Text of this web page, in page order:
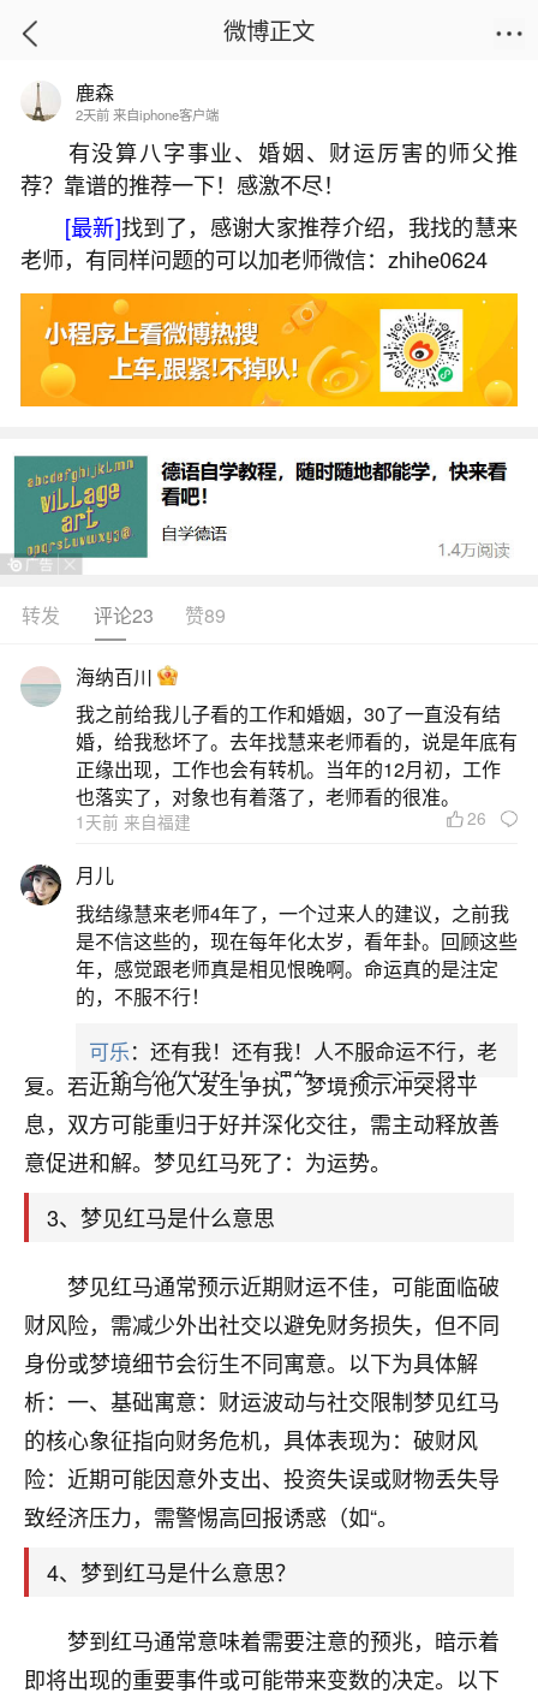
首页
梦见红马什么意思啊？
2026-06-01 21:56:56 18 6 赞
生活中像梦见红马什么意思啊？都是很常见的
问题，但是小问题不注意可能会引起大麻烦，下面
就这个问题给大家做一些解读：
1、周公解梦之梦见红马
梦见红马，通常被认为是一种吉祥的梦境。红
马在梦中出现，象征着活力与成功。以下是关于梦
见红马的详细解析，希望能为你提供帮助。1.梦见
妨到相识时曾去过的地点去来个旧地重游。到熟识
的店家买东西，或许老板会给你特别的折扣。与曾
因一时误会闹僵的朋友联络一下，关系再度回复热
络。2.做生意
2、梦见红马是什么意思
梦见大红马：与基础象征一致，但更强调高风
险诱惑的警惕性。需拒绝短期厚利投资或投机行
为，避免因贪念导致重大财务损失，建议保持理性
决策。梦见骑着红马奔跑：象征矛盾化解与关系修
复。若近期与他人发生争执，梦境预示冲突将平
息，双方可能重归于好并深化交往，需主动释放善
意促进和解。梦见红马死了：为运势。
3、梦见红马是什么意思
梦见红马通常预示近期财运不佳，可能面临破
财风险，需减少外出社交以避免财务损失，但不同
身份或梦境细节会衍生不同寓意。以下为具体解
析：一、基础寓意：财运波动与社交限制梦见红马
的核心象征指向财务危机，具体表现为：破财风
险：近期可能因意外支出、投资失误或财物丢失导
致经济压力，需警惕高回报诱惑（如“。
4、梦到红马是什么意思？
梦到红马通常意味着需要注意的预兆，暗示着
即将出现的重要事件或可能带来变数的决定。以下
微博正文
鹿森
2天前 来自iphone客户端
有没算八字事业、婚姻、财运厉害的师父推
荐？靠谱的推荐一下！感激不尽！
[最新]找到了，感谢大家推荐介绍，我找的慧来
老师，有同样问题的可以加老师微信：zhihe0624
转发 评论23 赞89
海纳百川
我之前给我儿子看的工作和婚姻，30了一直没有结
婚，给我愁坏了。去年找慧来老师看的，说是年底有
正缘出现，工作也会有转机。当年的12月初，工作
也落实了，对象也有着落了，老师看的很准。
1天前 来自福建 26
月儿
我结缘慧来老师4年了，一个过来人的建议，之前我
是不信这些的，现在每年化太岁，看年卦。回顾这些
年，感觉跟老师真是相见恨晚啊。命运真的是注定
的，不服不行！
可乐：还有我！还有我！人不服命运不行，老
天爷会给你好好上一课的。一命二运三风水，
哪样不服都不行！
平安是福：我也是每年找老师化太岁，看年
卦，认识老师3年了，都是缘分啊！
17分钟前 来自湖北
心若莲花
我是做餐饮的，这两年，生意屡屡受挫，店开一家关
一家，要么生意不好，生意好的就出事。前些年攒的
家底快败光了，真是倒霉！我也想找人看看到底怎么
回事？
鹿森：你可以找老师看看，人有时不服命不行
啊！
太阳当空赵：我也做餐饮的，生意不算大，但
是我从找店开始都是找慧来老师跟进的，选
址、风水、还有开业日子，哪哪都看了，虽然
大环境不好，但是我家生意还可以，前几天又
2小时前 来自海南 18